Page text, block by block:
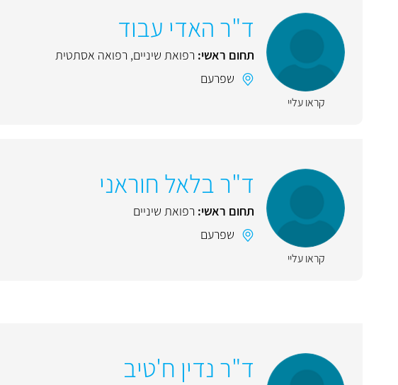
קראו עליי
ד"ר האדי עבוד
תחום ראשי: רפואת שיניים, רפואה אסתטית
שפרעם
קראו עליי
ד"ר בלאל חוראני
תחום ראשי: רפואת שיניים
שפרעם
ד"ר נדין ח'טיב